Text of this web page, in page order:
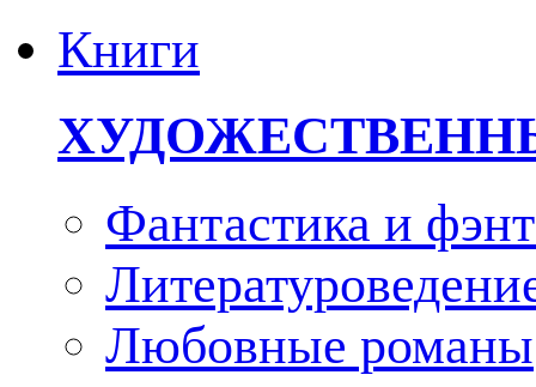
Книги
Фантастика и
Любовные романы